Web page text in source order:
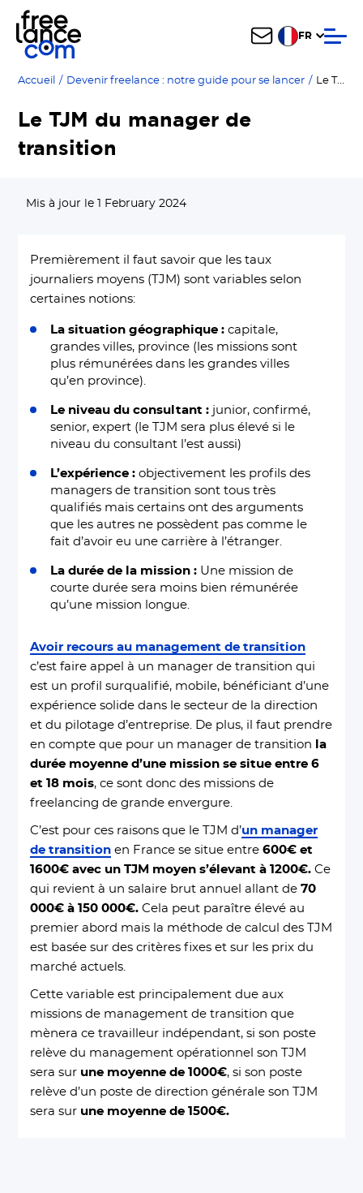
FR
Accueil / Devenir freelance : notre guide pour se lancer / Le TJM du manager de transition
Le TJM du manager de
transition
Mis à jour le 1 February 2024
Premièrement il faut savoir que les taux
journaliers moyens (TJM) sont variables selon
certaines notions:
La situation géographique : capitale,
grandes villes, province (les missions sont
plus rémunérées dans les grandes villes
qu’en province).
Le niveau du consultant : junior, confirmé,
senior, expert (le TJM sera plus élevé si le
niveau du consultant l’est aussi)
L’expérience :objectivement les profils des
managers de transition sont tous très
qualifiés mais certains ont des arguments
que les autres ne possèdent pas comme le
fait d’avoir eu une carrière à l’étranger.
La durée de la mission : Une mission de
courte durée sera moins bien rémunérée
qu’une mission longue.
Avoir recours au management de transition
c’est faire appel à un manager de transition qui
est un profil surqualifié, mobile, bénéficiant d’une
expérience solide dans le secteur de la direction
et du pilotage d’entreprise. De plus, il faut prendre
en compte que pour un manager de transition la
durée moyenne d’une mission se situe entre 6
et 18 mois, ce sont donc des missions de
freelancing de grande envergure.
C’est pour ces raisons que le TJM d’un manager
de transition en France se situe entre600€ et
1600€ avec un TJM moyen s’élevant à 1200€. Ce
qui revient à un salaire brut annuel allant de70
000€ à 150 000€. Cela peut paraître élevé au
premier abord mais la méthode de calcul des TJM
est basée sur des critères fixes et sur les prix du
marché actuels.
Cette variable est principalement due aux
missions de management de transition que
mènera ce travailleur indépendant, si son poste
relève du management opérationnel son TJM
sera sur une moyenne de 1000€, si son poste
relève d’un poste de direction générale son TJM
sera sur une moyenne de 1500€.